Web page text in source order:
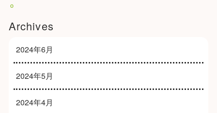
ｏ
Archives
2024年6月
2024年5月
2024年4月